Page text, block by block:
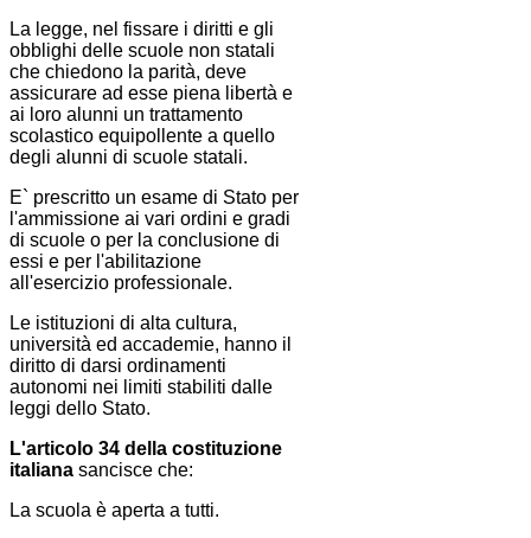
La legge, nel fissare i diritti e gli
obblighi delle scuole non statali
che chiedono la parità, deve
assicurare ad esse piena libertà e
ai loro alunni un trattamento
scolastico equipollente a quello
degli alunni di scuole statali.
E` prescritto un esame di Stato per
l'ammissione ai vari ordini e gradi
di scuole o per la conclusione di
essi e per l'abilitazione
all'esercizio professionale.
Le istituzioni di alta cultura,
università ed accademie, hanno il
diritto di darsi ordinamenti
autonomi nei limiti stabiliti dalle
leggi dello Stato.
L'articolo 34 della costituzione
italiana sancisce che:
La scuola è aperta a tutti.